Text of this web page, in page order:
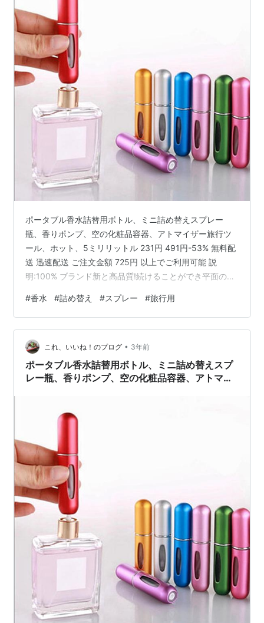
ポータブル香水詰替用ボトル、ミニ詰め替えスプレー
瓶、香りポンプ、空の化粧品容器、アトマイザー旅行ツ
ール、ホット、5ミリリットル 231円 491円-53% 無料配
送 迅速配送 ご注文金額 725円 以上でご利用可能 説
明:100% ブランド新と高品質!続けることができ平面の旅
ル、充填より便利あなたが選択するためのさまざまな色
仕様:色: 白、緑、黄色、ゴールド材料: pp容量: 5ミリリ
ットルパッケージ内容:1 * トラベルサブボトル
#香水 #詰め替え #スプレー #旅行用
これ、いいね！のプログ • 3年前
ポータブル香水詰替用ボトル、ミニ詰め替えスプ
レー瓶、香りポンプ、空の化粧品容器、アトマイ